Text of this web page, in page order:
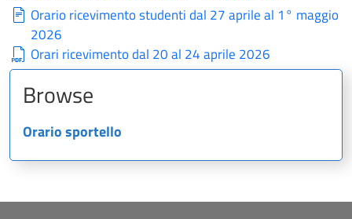
Orario ricevimento studenti dal 27 aprile al 1° maggio
2026
Orari ricevimento dal 20 al 24 aprile 2026
Browse
Orario sportello